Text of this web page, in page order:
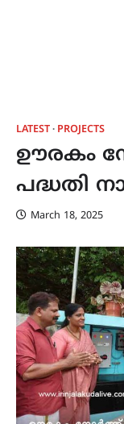
LATEST PROJECTS
ഊരകം
പദ്ധതി
March 18, 2025